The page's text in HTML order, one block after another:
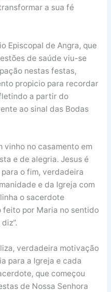
a sua fé
Episcopal de Angra, que
de saúde viu-se
nestas festas,
propicio para recordar
a partir do
ao sinal das Bodas
vinho no casamento em
e de alegria. Jesus é
o fim, verdadeira
e da Igreja com
o sacerdote
feito por Maria no sentido
verdadeira motivação
para a Igreja e cada
que começou
de Nossa Senhora